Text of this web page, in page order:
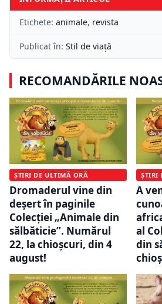
Etichete: animale, revista
Publicat în: Stil de viață
RECOMANDĂRILE
ȘTIRI DE ULTIMĂ ORĂ
Dromaderul vine din
deșert în paginile
Colecției „Animale din
sălbăticie”. Numărul
22, la chioșcuri, din 4
august!
ȘTIRI
A
al
din